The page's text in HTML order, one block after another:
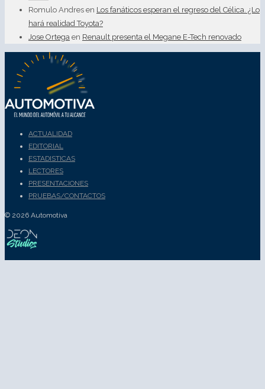
Romulo Andres en Los fanáticos esperan el regreso del Célica. ¿Lo
hará realidad Toyota?
Jose Ortega en Renault presenta el Megane E-Tech renovado
ACTUALIDAD
EDITORIAL
ESTADISTICAS
LECTORES
PRESENTACIONES
PRUEBAS/CONTACTOS
© 2026 Automotiva